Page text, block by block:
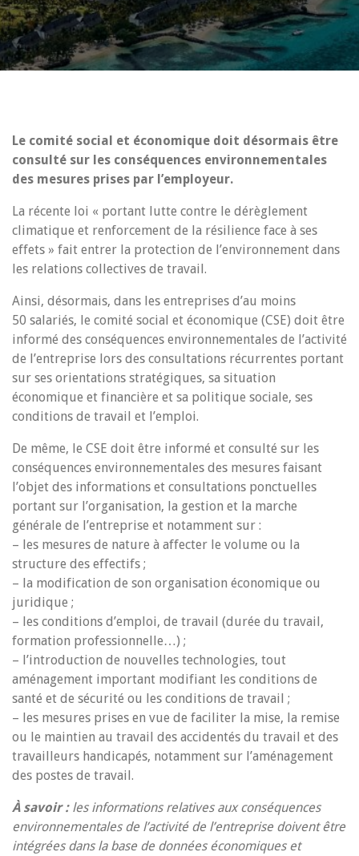
Le comité social et économique doit désormais être
consulté sur les conséquences environnementales
des mesures prises par l’employeur.
La récente loi « portant lutte contre le dérèglement
climatique et renforcement de la résilience face à ses
effets » fait entrer la protection de l’environnement dans
les relations collectives de travail.
Ainsi, désormais, dans les entreprises d’au moins
50 salariés, le comité social et économique (CSE) doit être
informé des conséquences environnementales de l’activité
de l’entreprise lors des consultations récurrentes portant
sur ses orientations stratégiques, sa situation
économique et financière et sa politique sociale, ses
conditions de travail et l’emploi.
De même, le CSE doit être informé et consulté sur les
conséquences environnementales des mesures faisant
l’objet des informations et consultations ponctuelles
portant sur l’organisation, la gestion et la marche
générale de l’entreprise et notamment sur :
– les mesures de nature à affecter le volume ou la
structure des effectifs ;
– la modification de son organisation économique ou
juridique ;
– les conditions d’emploi, de travail (durée du travail,
formation professionnelle…) ;
– l’introduction de nouvelles technologies, tout
aménagement important modifiant les conditions de
santé et de sécurité ou les conditions de travail ;
– les mesures prises en vue de faciliter la mise, la remise
ou le maintien au travail des accidentés du travail et des
travailleurs handicapés, notamment sur l’aménagement
des postes de travail.
À savoir :les informations relatives aux conséquences
environnementales de l’activité de l’entreprise doivent être
intégrées dans la base de données économiques et